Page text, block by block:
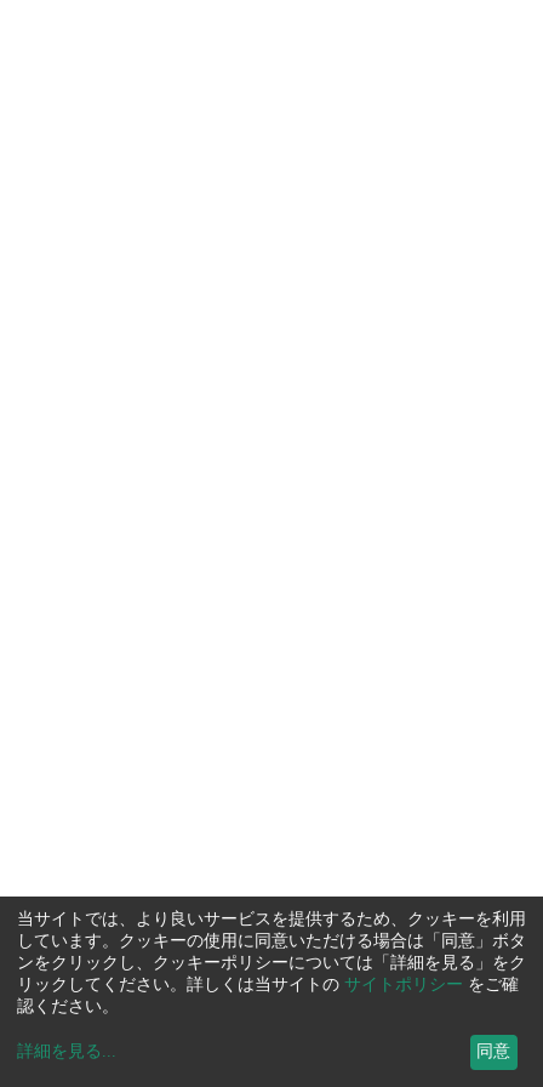
当サイトでは、より良いサービスを提供するため、クッキーを利用
しています。クッキーの使用に同意いただける場合は「同意」ボタ
ンをクリックし、クッキーポリシーについては「詳細を見る」をク
リックしてください。詳しくは当サイトの サイトポリシー をご確
認ください。
詳細を見る ... 同意